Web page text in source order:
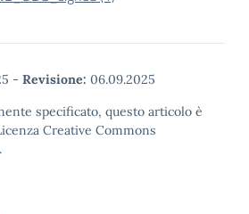
- Revisione: 06.09.2025
specificato, questo articolo è
Creative Commons